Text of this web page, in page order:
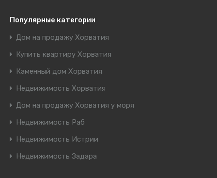
Популярные категории
Дом на продажу Хорватия
Купить квартиру Хорватия
Каменный дом Хорватия
Недвижимость Хорватия
Дом на продажу Хорватия у моря
Недвижимость Раб
Недвижимость Истрии
Недвижимость Задара